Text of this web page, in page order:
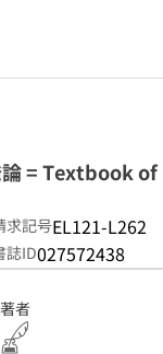
論 = Textbook
求記号EL121-L262
誌ID027572438
著者